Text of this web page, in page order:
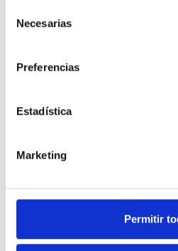
Necesarias
Preferencias
Estadística
Marketing
Permitir
en bebés?
¿Cómo podemos
Otras noticias de